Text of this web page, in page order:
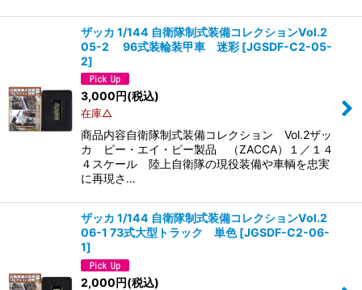
ザッカ 1/144 自衛隊制式装備コレクションVol.2
05-2 96式装輪装甲車 迷彩 [JGSDF-C2-05-
2]
3,000円(税込)
在庫△
商品内容自衛隊制式装備コレクション Vol.2ザッ
カ ピー・エイ・ピー製品 （ZACCA）１／１４
４スケール 陸上自衛隊の現役装備や車輌を忠実
に再現さ…
ザッカ 1/144 自衛隊制式装備コレクションVol.2
06-1 73式大型トラック 単色 [JGSDF-C2-06-
1]
2,000円(税込)